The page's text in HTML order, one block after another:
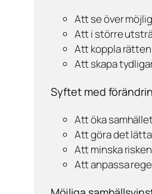
Att se över
Att i större
Att koppla
Att skapa
Syftet med
Att öka
Att göra det
Att minska
Att anpassa